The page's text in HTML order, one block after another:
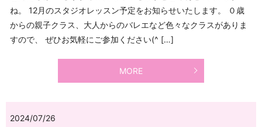
ね。 12月のスタジオレッスン予定をお知らせいたします。 ０歳
からの親子クラス、大人からのバレエなど色々なクラスがありま
すので、 ぜひお気軽にご参加ください(^ […]
MORE
2024/07/26